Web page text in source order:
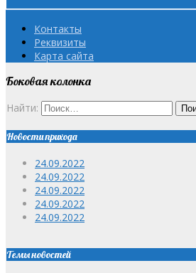
Контакты
Реквизиты
Карта сайта
Боковая колонка
Найти:
Новости прихода
24.09.2022
24.09.2022
24.09.2022
24.09.2022
24.09.2022
Темы новостей